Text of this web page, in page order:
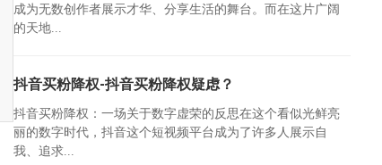
成为无数创作者展示才华、分享生活的舞台。而在这片广阔
的天地...
抖音买粉降权-抖音买粉降权疑虑？
抖音买粉降权：一场关于数字虚荣的反思在这个看似光鲜亮
丽的数字时代，抖音这个短视频平台成为了许多人展示自
我、追求...